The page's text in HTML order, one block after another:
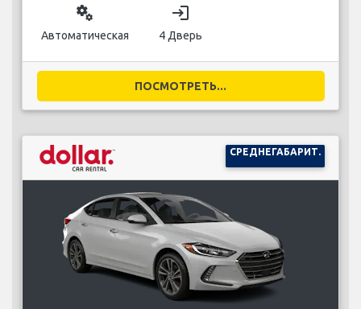
miscellaneous_services
Автоматическая
login
4 Дверь
ПОСМОТРЕТЬ...
СРЕДНЕГАБАРИТ.